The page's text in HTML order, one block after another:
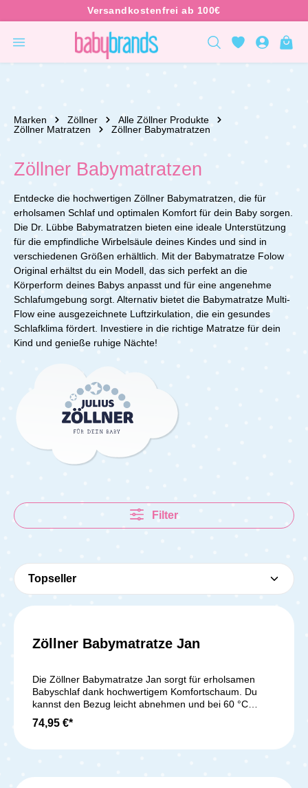
Marken Zöllner
Alle Zöllner Produkte
Zöllner Matratzen
Zöllner Babymatratzen
Zöllner Babymatratzen
Entdecke die hochwertigen Zöllner Babymatratzen, die für
erholsamen Schlaf und optimalen Komfort für dein Baby sorgen.
Die Dr. Lübbe Babymatratzen bieten eine ideale Unterstützung
für die empfindliche Wirbelsäule deines Kindes und sind in
verschiedenen Größen erhältlich. Mit der Babymatratze Folow
Original erhältst du ein Modell, das sich perfekt an die
Körperform deines Babys anpasst und für eine angenehme
Schlafumgebung sorgt. Alternativ bietet die Babymatratze Multi-
Flow eine ausgezeichnete Luftzirkulation, die ein gesundes
Schlafklima fördert. Investiere in die richtige Matratze für dein
Kind und genieße ruhige Nächte!
Filter
Zöllner Babymatratze Jan
Die Zöllner Babymatratze Jan sorgt für erholsamen
Babyschlaf dank hochwertigem Komfortschaum. Du
kannst den Bezug leicht abnehmen und bei 60 °C
waschen. Sie ist ideal für Allergiker, etwa 8 cm hoch,
schadstoffgeprüft und wird in Deutschland nach DIN EN
74,95 €*